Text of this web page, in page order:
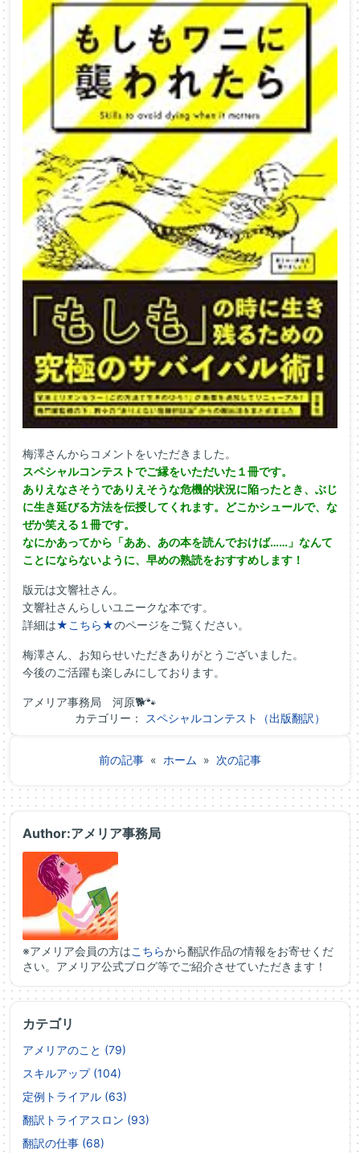
梅澤さんからコメントをいただきました。
スペシャルコンテストでご縁をいただいた１冊です。
ありえなさそうでありえそうな危機的状況に陥ったとき、ぶじ
に生き延びる方法を伝授してくれます。どこかシュールで、な
ぜか笑える１冊です。
なにかあってから「ああ、あの本を読んでおけば……」なんて
ことにならないように、早めの熟読をおすすめします！
版元は文響社さん。
文響社さんらしいユニークな本です。
詳細は★こちら★のページをご覧ください。
梅澤さん、お知らせいただきありがとうございました。
今後のご活躍も楽しみにしております。
アメリア事務局 河原🐕🐾
カテゴリー： スペシャルコンテスト（出版翻訳）
前の記事 « ホーム » 次の記事
Author:アメリア事務局
※アメリア会員の方はこちらから翻訳作品の情報をお寄せくだ
さい。アメリア公式ブログ等でご紹介させていただきます！
カテゴリ
アメリアのこと (79)
スキルアップ (104)
定例トライアル (63)
翻訳トライアスロン (93)
翻訳の仕事 (68)